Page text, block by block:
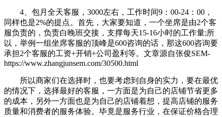
4、包月全天客服，3000左右，工作时间9：00-24：00，
同样也是2%的提点。首先，大家要知道，一个坐席是由2个客
服负责的，负责白晚班交接，支撑每天15-16小时的工作量;所
以，举例一组坐席客服的顶峰是600咨询的话，那这600咨询要
承担2个客服的工资+开销+公司盈利等。 文章源自张俊SEM-
https://www.zhangjunsem.com/30500.html
所以商家们在选择时，也要考虑到自身的实力，要在最优
的情况下，选择最好的客服，一方面是为自己的店铺节省更多
的成本，另外一方面也是为自己的店铺着想，提高店铺的服务
质量和消费者的服务体验。毕竟是服务行业，在保证价格合理